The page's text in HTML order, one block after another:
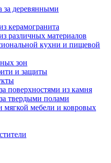
за деревянными
керамогранита
различных материалов
кухни и пищевой
зон
и защиты
поверхностями из камня
твердыми полами
мягкой мебели и ковровых